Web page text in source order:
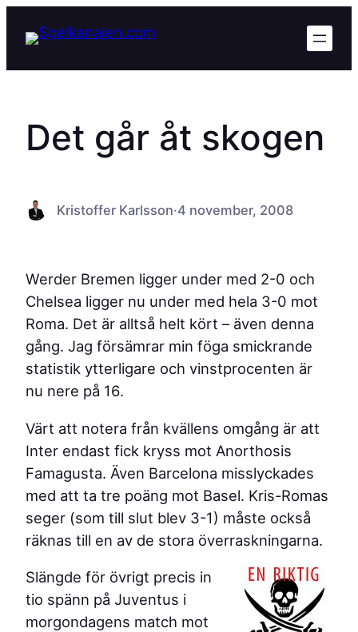
Det går åt skogen
Kristoffer Karlsson·4 november, 2008
Werder Bremen ligger under med 2-0 och
Chelsea ligger nu under med hela 3-0 mot
Roma. Det är alltså helt kört – även denna
gång. Jag försämrar min föga smickrande
statistik ytterligare och vinstprocenten är
nu nere på 16.
Värt att notera från kvällens omgång är att
Inter endast fick kryss mot Anorthosis
Famagusta. Även Barcelona misslyckades
med att ta tre poäng mot Basel. Kris-Romas
seger (som till slut blev 3-1) måste också
räknas till en av de stora överraskningarna.
Slängde för övrigt precis in
tio spänn på Juventus i
morgondagens match mot